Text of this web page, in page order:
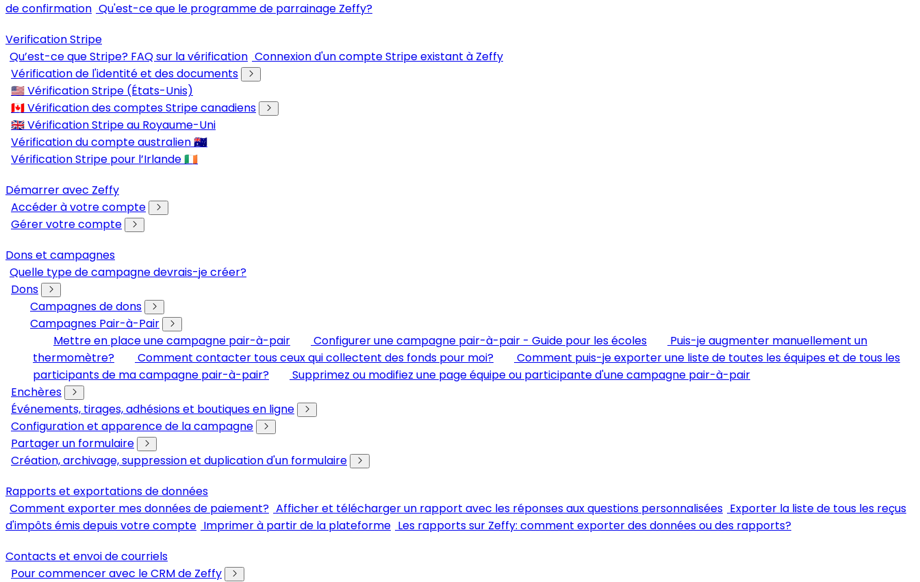
de confirmation Qu'est-ce que le programme de parrainage Zeffy?
Verification Stripe
Qu’est-ce que Stripe? FAQ sur la vérification Connexion d'un compte Stripe existant à Zeffy
Vérification de l'identité et des documents
🇺🇸 Vérification Stripe (États-Unis)
🇨🇦 Vérification des comptes Stripe canadiens
🇬🇧 Vérification Stripe au Royaume-Uni
Vérification du compte australien 🇦🇺
Vérification Stripe pour l’Irlande 🇮🇪
Démarrer avec Zeffy
Accéder à votre compte
Gérer votre compte
Dons et campagnes
Quelle type de campagne devrais-je créer?
Dons
Campagnes de dons
Campagnes Pair-à-Pair
Mettre en place une campagne pair-à-pair
Configurer une campagne pair-à-pair - Guide pour les écoles
Puis-je augmenter manuellement un
thermomètre?
Comment contacter tous ceux qui collectent des fonds pour moi?
Comment puis-je exporter une liste de toutes les équipes et de tous les
participants de ma campagne pair-à-pair?
Supprimez ou modifiez une page équipe ou participante d'une campagne pair-à-pair
Enchères
Événements, tirages, adhésions et boutiques en ligne
Configuration et apparence de la campagne
Partager un formulaire
Création, archivage, suppression et duplication d'un formulaire
Rapports et exportations de données
Comment exporter mes données de paiement? Afficher et télécharger un rapport avec les réponses aux questions personnalisées Exporter la liste de tous les reçus
d'impôts émis depuis votre compte Imprimer à partir de la plateforme Les rapports sur Zeffy: comment exporter des données ou des rapports?
Contacts et envoi de courriels
Pour commencer avec le CRM de Zeffy